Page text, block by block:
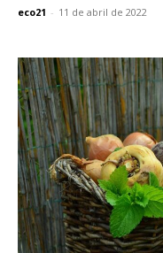
eco21 - 11 de abril de 2022